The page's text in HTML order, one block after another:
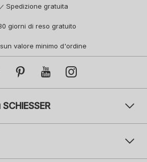
Spedizione gratuita
giorni di reso gratuito
valore minimo d'ordine